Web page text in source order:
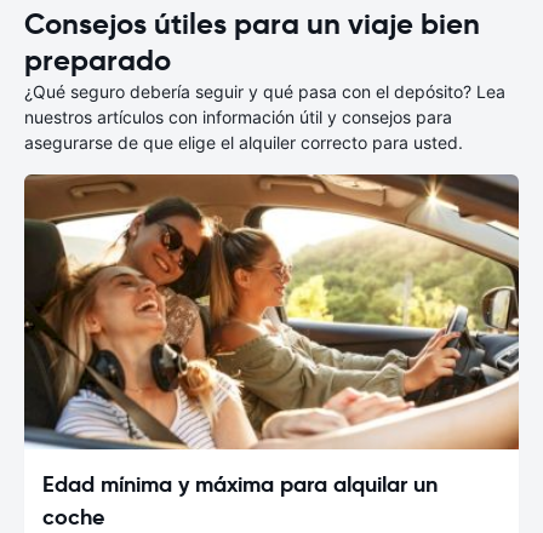
Consejos útiles para un viaje bien
preparado
¿Qué seguro debería seguir y qué pasa con el depósito? Lea
nuestros artículos con información útil y consejos para
asegurarse de que elige el alquiler correcto para usted.
Edad mínima y máxima para alquilar un
coche